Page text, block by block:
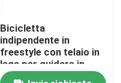
Bicicletta
indipendente in
freestyle con telaio in
lega per guidare in
freestyle